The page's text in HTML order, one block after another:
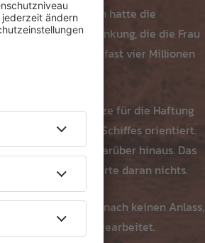
20 Minuten hatte die
Eine Herzerkrankung, die die Frau
der Anlage hatte fast vier Millionen
Obergrenze für die Haftung
an der Größe des Schiffes orientiert.
wird, haftet darüber hinaus. Das
Nacht zuvor änderte daran nichts.
und hatte demnach keinen Anlass,
Beanstandungen gearbeitet.